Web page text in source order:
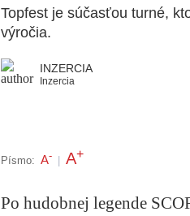
Topfest je súčasťou turné,
výročia.
INZERCIA
Inzercia
Písmo: A- A+
Po hudobnej legende